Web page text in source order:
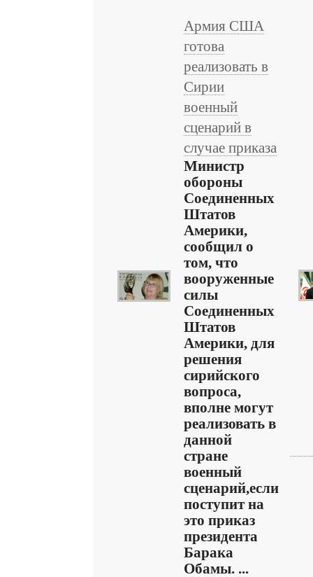
Армия США
готова
реализовать в
Сирии
военный
сценарий в
случае приказа
Министр
обороны
Соединенных
Штатов
Америки,
сообщил о
том, что
вооруженные
силы
Соединенных
Штатов
Америки, для
решения
сирийского
вопроса,
вполне могут
реализовать в
данной
стране
военный
сценарий,если
поступит на
это приказ
президента
Барака
Обамы. ...